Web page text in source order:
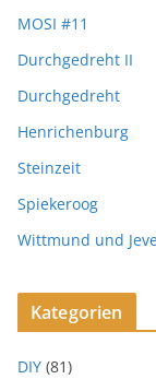
MOSI #11
Durchgedreht II
Durchgedreht
Henrichenburg
Steinzeit
Spiekeroog
Wittmund und
Kategorien
DIY (81)